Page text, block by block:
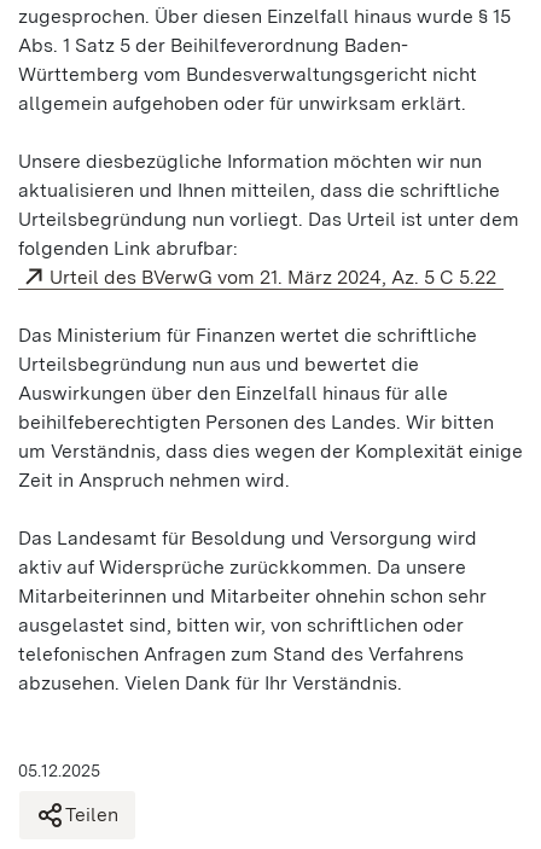
05.12.2025
Teilen
zugesprochen. Über diesen Einzelfall hinaus wurde § 15
Abs. 1 Satz 5 der Beihilfeverordnung Baden-
Württemberg vom Bundesverwaltungsgericht nicht
allgemein aufgehoben oder für unwirksam erklärt.
Unsere diesbezügliche Information möchten wir nun
aktualisieren und Ihnen mitteilen, dass die schriftliche
Urteilsbegründung nun vorliegt. Das Urteil ist unter dem
folgenden Link abrufbar:
Urteil des BVerwG vom 21. März 2024, Az. 5 C 5.22
Das Ministerium für Finanzen wertet die schriftliche
Urteilsbegründung nun aus und bewertet die
Auswirkungen über den Einzelfall hinaus für alle
beihilfeberechtigten Personen des Landes. Wir bitten
um Verständnis, dass dies wegen der Komplexität einige
Zeit in Anspruch nehmen wird.
Das Landesamt für Besoldung und Versorgung wird
aktiv auf Widersprüche zurückkommen. Da unsere
Mitarbeiterinnen und Mitarbeiter ohnehin schon sehr
ausgelastet sind, bitten wir, von schriftlichen oder
telefonischen Anfragen zum Stand des Verfahrens
abzusehen. Vielen Dank für Ihr Verständnis.